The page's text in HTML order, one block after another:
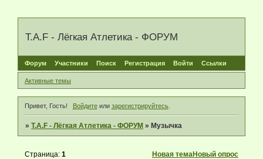
T.A.F - Лёгкая Атлетика - ФОРУМ
Форум Участники Поиск Регистрация Войти Ссылки
Активные темы
Привет, Гость! Войдитеили зарегистрируйтесь.
»T.A.F - Лёгкая Атлетика - ФОРУМ » Музычка
Страница:1 Новая темаНовый опрос